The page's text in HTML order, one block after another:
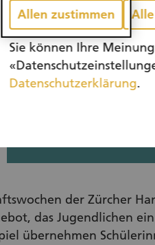
der Zürcher
das Jugendlichen
übernehmen
Allen zustimmen
Sie können Ihre
Datenschutzerklärung.